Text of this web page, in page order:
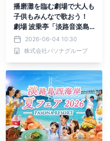
播磨灘を臨む劇場で大人も
子供もみんなで歌おう！
劇場 波乗亭「淡路音楽島
コーラスうたじまんコンテ
スト」6月14日より開演
2026-06-04 10:30
株式会社パソナグループ